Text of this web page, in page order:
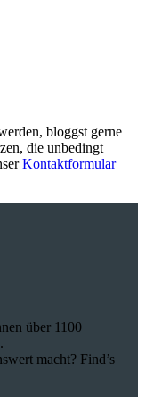
bloggst gerne
die unbedingt
Kontaktformular
über 1100
macht? Find’s